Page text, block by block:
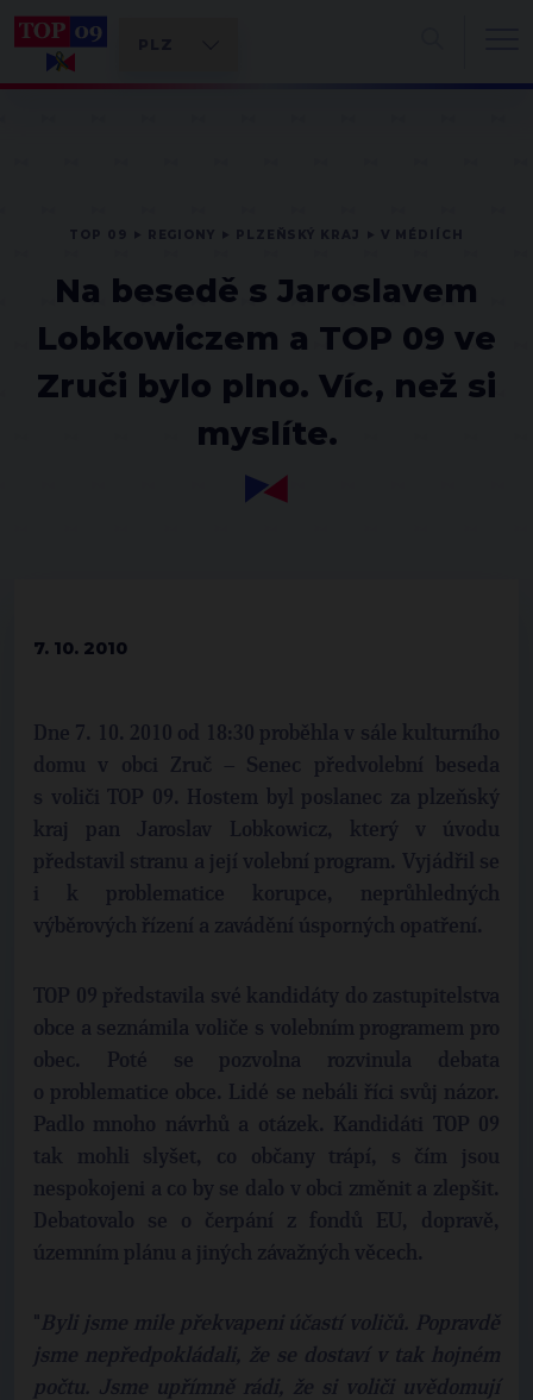
Na besedě s Jaroslavem
Lobkowiczem a TOP 09 ve
Zruči bylo plno. Víc, než si
myslíte.
7. 10. 2010
Dne 7. 10. 2010 od 18:30 proběhla v sále kulturního
domu v obci Zruč – Senec předvolební beseda
s voliči TOP 09. Hostem byl poslanec za plzeňský
kraj pan Jaroslav Lobkowicz, který v úvodu
představil stranu a její volební program. Vyjádřil se
i k problematice korupce, neprůhledných
výběrových řízení a zavádění úsporných opatření.
TOP 09 představila své kandidáty do zastupitelstva
obce a seznámila voliče s volebním programem pro
obec. Poté se pozvolna rozvinula debata
o problematice obce. Lidé se nebáli říci svůj názor.
Padlo mnoho návrhů a otázek. Kandidáti TOP 09
tak mohli slyšet, co občany trápí, s čím jsou
nespokojeni a co by se dalo v obci změnit a zlepšit.
Debatovalo se o čerpání z fondů EU, dopravě,
územním plánu a jiných závažných věcech.
" Byli jsme mile překvapeni účastí voličů. Popravdě
jsme nepředpokládali, že se dostaví v tak hojném
počtu. Jsme upřímně rádi, že si voliči uvědomují